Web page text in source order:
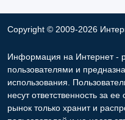
Copyright © 2009-2026
Информация на Интернет -
пользователями и
использования.
несут ответственность за
рынок только хранит и